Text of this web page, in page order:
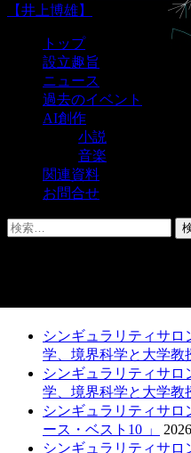
ナ
【井上博雄】
トップ
設立趣旨
ニュース
過去のイベント
AI創作
小説
音楽
関連資料
お問合せ
検
シンギュラリティサ
学、境界科学と大学教
シンギュラリティサ
学、境界科学と大学教
シンギュラリティサ
ース・ベスト10 」
シンギュラリティサ